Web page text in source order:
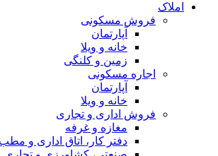
املاک
فروش مسکونی
آپارتمان
خانه و ویلا
زمین و کلنگی
اجاره مسکونی
آپارتمان
خانه و ویلا
فروش اداری و تجاری
مغازه و غرفه
دفتر کار، اتاق اداری و مطب